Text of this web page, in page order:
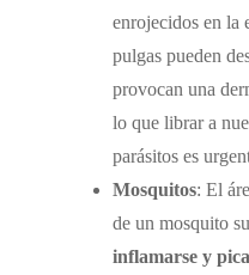
enrojecidos en la
pulgas pueden
provocan una
lo que librar a
parásitos es
Mosquitos: El
de un mosquito
inflamarse y pica